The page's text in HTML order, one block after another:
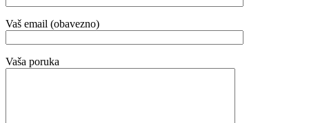
Vaš email (obavezno)
Vaša poruka